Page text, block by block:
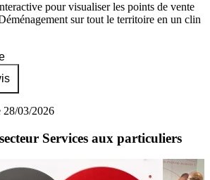
pour visualiser les points de vente
sur tout le territoire en un clin
28/03/2026
Services aux particuliers